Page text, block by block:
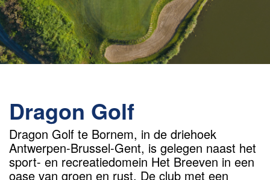
Dragon Golf
Dragon Golf te Bornem, in de driehoek
Antwerpen-Brussel-Gent, is gelegen naast het
sport- en recreatiedomein Het Breeven in een
oase van groen en rust. De club met een